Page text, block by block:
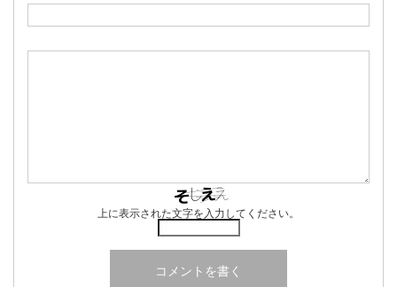
上に表示された文字を入力してください。